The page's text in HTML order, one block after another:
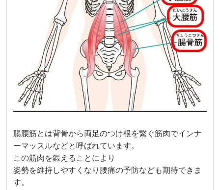
腸腰筋とは背骨から両足のつけ根を繋ぐ筋肉でインナ
ーマッスルなどと呼ばれています。
この筋肉を鍛えることにより
姿勢を維持しやすくなり腰痛の予防なども期待できま
す。